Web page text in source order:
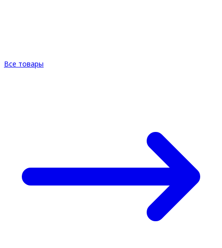
Все товары